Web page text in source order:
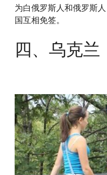
为白俄罗斯人和俄罗斯
国互相免签。
四、乌克兰